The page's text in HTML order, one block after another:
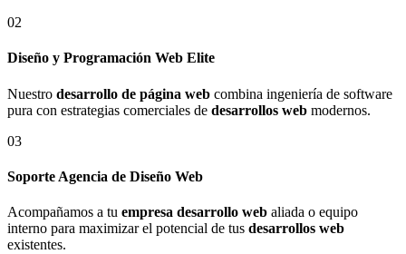
02
Diseño y Programación Web Elite
Nuestro desarrollo de página web combina ingeniería de software
pura con estrategias comerciales de desarrollos web modernos.
03
Soporte Agencia de Diseño Web
Acompañamos a tu empresa desarrollo web aliada o equipo
interno para maximizar el potencial de tus desarrollos web
existentes.